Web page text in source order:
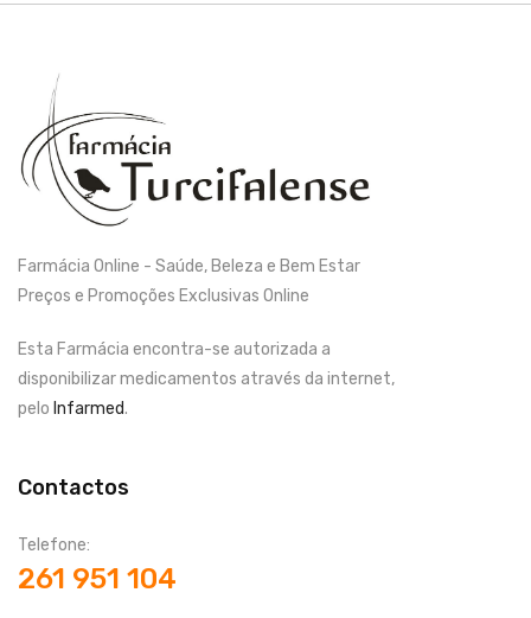
Farmácia Online - Saúde, Beleza e Bem Estar
Preços e Promoções Exclusivas Online
Esta Farmácia encontra-se autorizada a
disponibilizar medicamentos através da internet,
pelo Infarmed.
Contactos
Telefone:
261 951 104